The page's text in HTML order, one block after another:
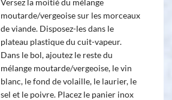
moutarde/vergeoise sur les morceaux
de viande. Disposez-les dans le
plateau plastique du cuit-vapeur.
Dans le bol, ajoutez le reste du
mélange moutarde/vergeoise, le vin
blanc, le fond de volaille, le laurier, le
sel et le poivre. Placez le panier inox